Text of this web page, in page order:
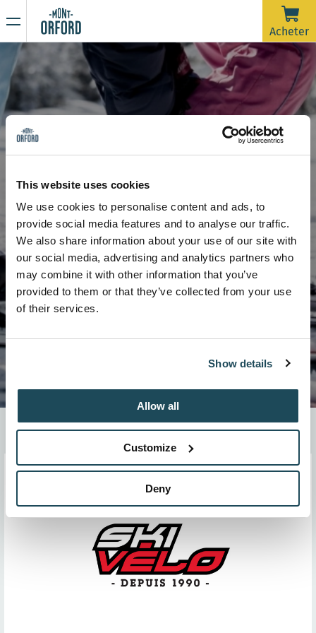
This website uses cookies
We use cookies to personalise content and ads, to
provide social media features and to analyse our traffic.
We also share information about your use of our site with
our social media, advertising and analytics partners who
may combine it with other information that you’ve
provided to them or that they’ve collected from your use
of their services.
Show details
Allow all
Customize
Deny
Acheter
Boutique
Soyez bien servis, et surtout, bien équipés !
Merci pour la saison !
16 AVRIL 2026
La saison 2025-26 est officiellement terminée.
Malheureusement, avec la pluie de la dernière semaine et
prévue jusqu'à samedi matin, les pistes nécessiteraient
grand merci à tous les skieurs qui nous ont accompagnés
durant ces plus de 120 jours d'ouverture cette saison.
maintenant fermée à toute activité sportive incluant la
Restez à l’affût de nos prochaines communications pour
connaître la date d’ouverture de la saison estivale de
randonnée.
Merci de votre compréhension et à l'an prochain !